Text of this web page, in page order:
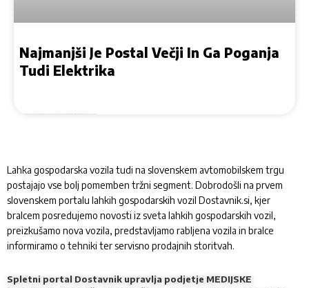
Najmanjši Je Postal Večji In Ga Poganja
Tudi Elektrika
Lahka gospodarska vozila tudi na slovenskem avtomobilskem trgu
postajajo vse bolj pomemben tržni segment. Dobrodošli na prvem
slovenskem portalu lahkih gospodarskih vozil Dostavnik.si, kjer
bralcem posredujemo novosti iz sveta lahkih gospodarskih vozil,
preizkušamo nova vozila, predstavljamo rabljena vozila in bralce
informiramo o tehniki ter servisno prodajnih storitvah.
Spletni portal Dostavnik upravlja podjetje MEDIJSKE